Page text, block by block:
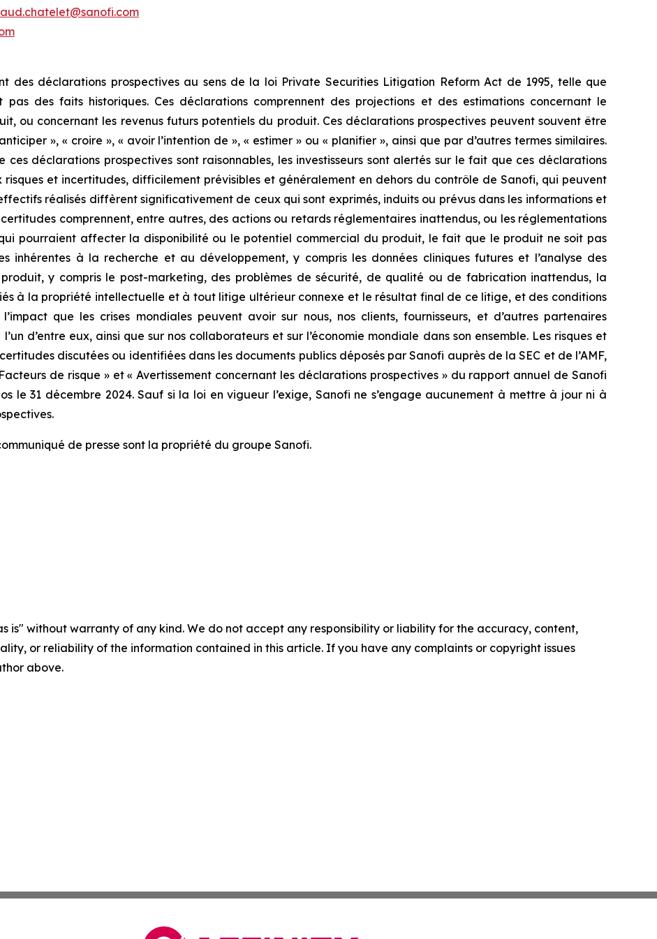
des déclarations prospectives au sens de la loi Private Securities Litigation Reform Act de 1995, telle que
pas des faits historiques. Ces déclarations comprennent des projections et des estimations concernant le
ou concernant les revenus futurs potentiels du produit. Ces déclarations prospectives peuvent souvent être
», « croire », « avoir l’intention de », « estimer » ou « planifier », ainsi que par d’autres termes similaires.
déclarations prospectives sont raisonnables, les investisseurs sont alertés sur le fait que ces déclarations
risques et incertitudes, difficilement prévisibles et généralement en dehors du contrôle de Sanofi, qui peuvent
réalisés diffèrent significativement de ceux qui sont exprimés, induits ou prévus dans les informations et
comprennent, entre autres, des actions ou retards réglementaires inattendus, ou les réglementations
pourraient affecter la disponibilité ou le potentiel commercial du produit, le fait que le produit ne soit pas
inhérentes à la recherche et au développement, y compris les données cliniques futures et l’analyse des
y compris le post-marketing, des problèmes de sécurité, de qualité ou de fabrication inattendus, la
à la propriété intellectuelle et à tout litige ultérieur connexe et le résultat final de ce litige, et des conditions
que les crises mondiales peuvent avoir sur nous, nos clients, fournisseurs, et d’autres partenaires
d’entre eux, ainsi que sur nos collaborateurs et sur l’économie mondiale dans son ensemble. Les risques et
discutées ou identifiées dans les documents publics déposés par Sanofi auprès de la SEC et de l’AMF,
de risque » et « Avertissement concernant les déclarations prospectives » du rapport annuel de Sanofi
le 31 décembre 2024. Sauf si la loi en vigueur l’exige, Sanofi ne s’engage aucunement à mettre à jour ni à
de presse sont la propriété du groupe Sanofi.
is" without warranty of any kind. We do not accept any responsibility or liability for the accuracy, content,
or reliability of the information contained in this article. If you have any complaints or copyright issues
above.